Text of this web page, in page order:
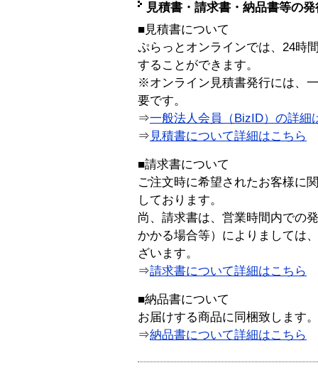
見積書・請求書・納品書等の
■見積書について
ぷらっとオンラインでは、24時
することができます。
※オンライン見積書発行には、
要です。
⇒一般法人会員（BizID）の詳細
⇒ 見積書について詳細はこちら
■請求書について
ご注文時に希望されたお客様に
しております。
尚、請求書は、営業時間内での
かかる場合等）によりましては
ざいます。
⇒請求書について詳細はこちら
■納品書について
お届けする商品に同梱致します。
⇒納品書について詳細はこちら